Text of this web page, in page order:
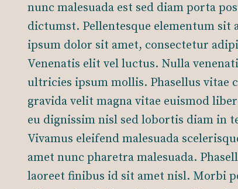
nunc malesuada est sed diam porta
dictumst. Pellentesque elementum
ipsum dolor sit amet, consectetur
Venenatis elit vel luctus. Nulla
ultricies ipsum mollis. Phasellus vitae
gravida velit magna vitae euismod
eu dignissim nisl sed lobortis diam in
Vivamus eleifend malesuada
amet nunc pharetra malesuada.
laoreet finibus id sit amet nisl. Morbi